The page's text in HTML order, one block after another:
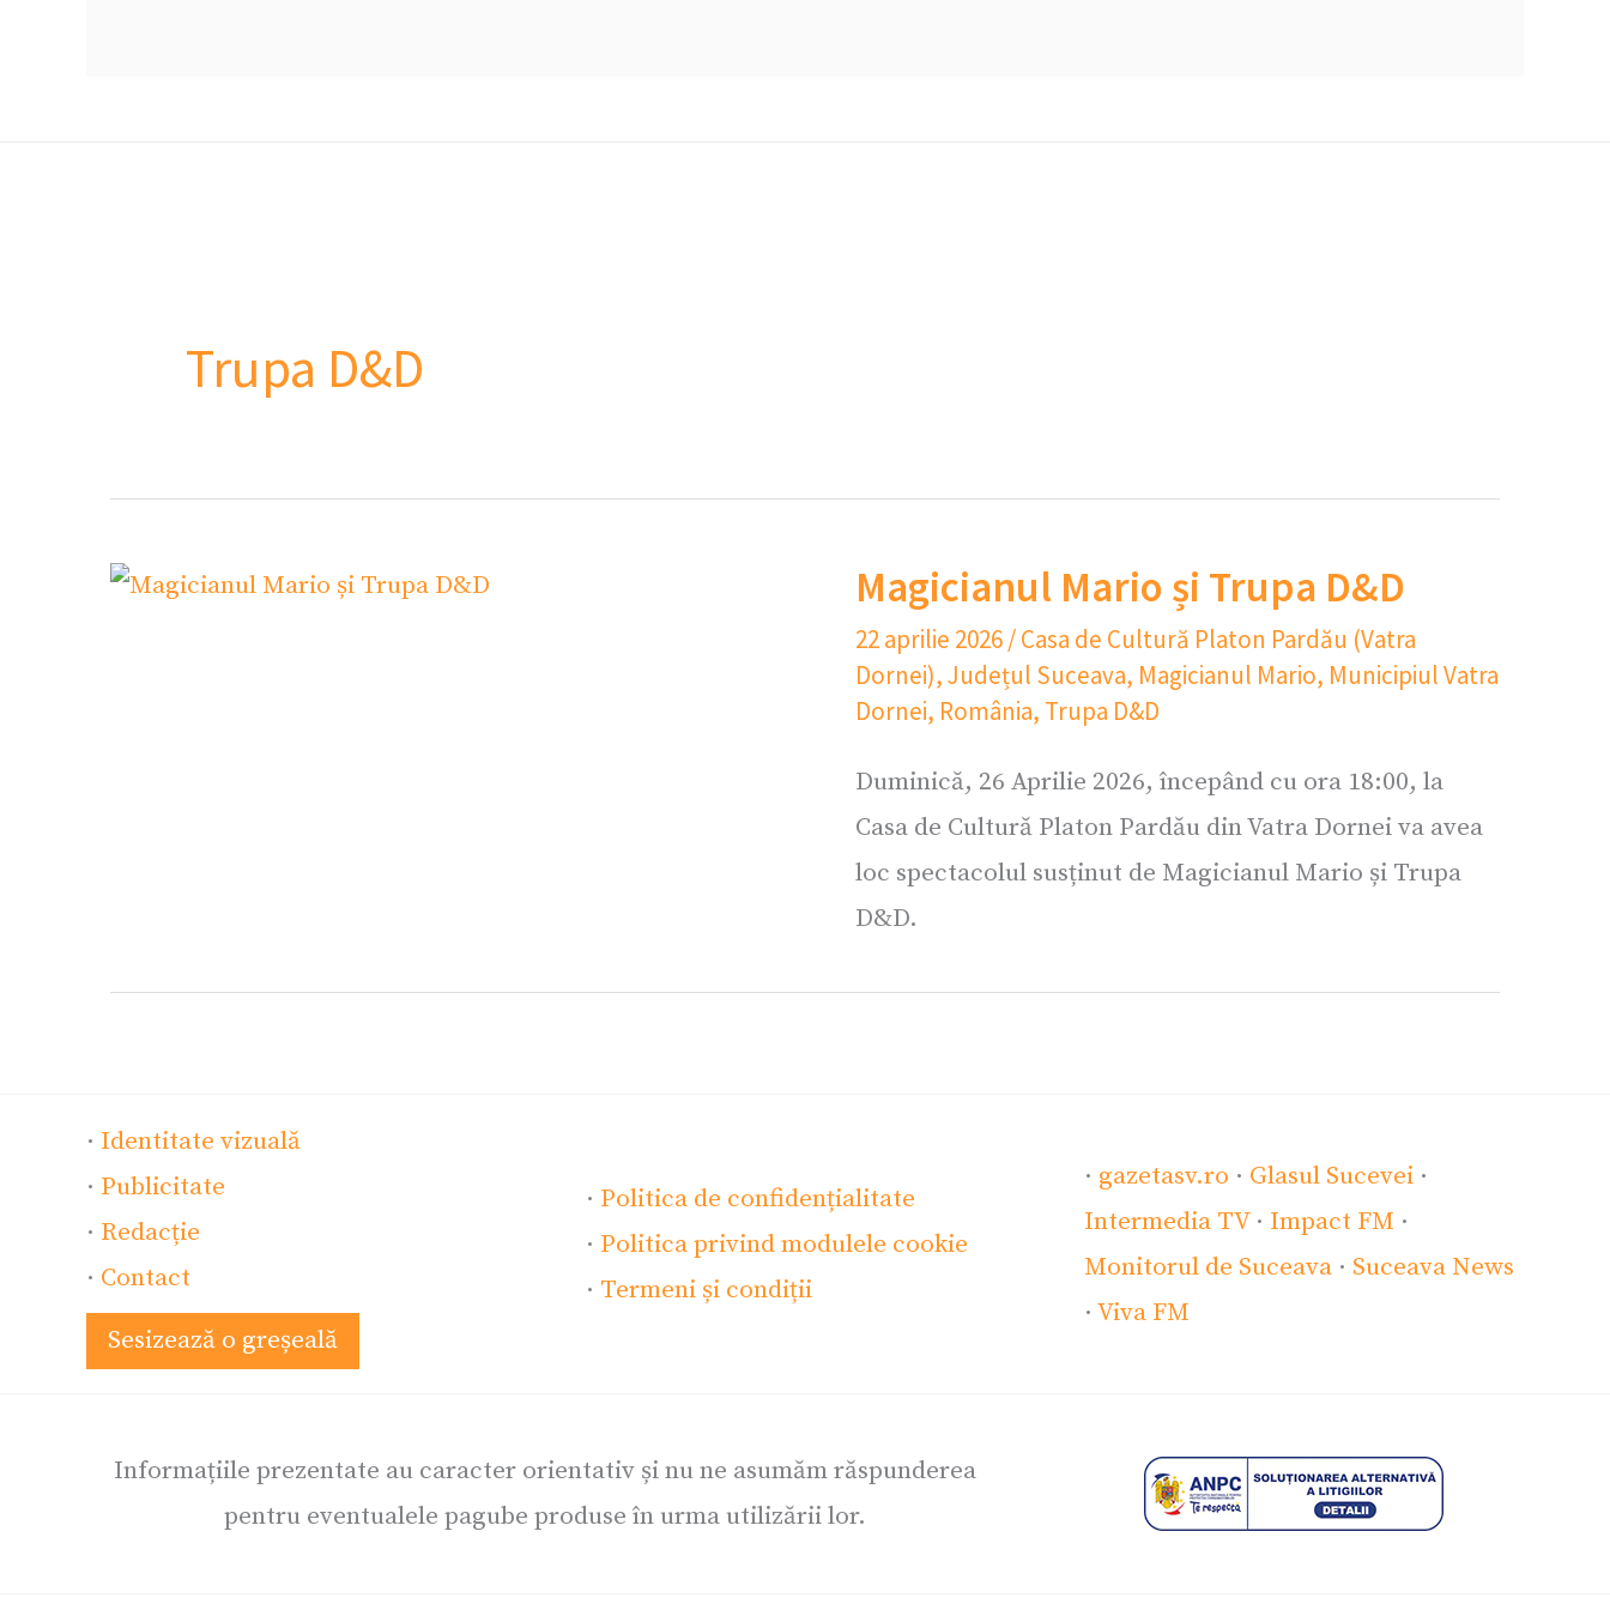
Trupa D&D
Magicianul Mario și Trupa D&D
22 aprilie 2026/Casa de Cultură Platon Pardău (Vatra
Dornei),Județul Suceava, Magicianul Mario, Municipiul Vatra
Dornei, România, Trupa D&D
Duminică, 26 Aprilie 2026, începând cu ora 18:00, la
Casa de Cultură Platon Pardău din Vatra Dornei va avea
loc spectacolul susținut de Magicianul Mario și Trupa
D&D.
· Identitate vizuală
· Publicitate
· Redacție
· Contact
Sesizează o greșeală
· Politica de confidențialitate
· Politica privind modulele cookie
· Termeni și condiții
· gazetasv.ro · Glasul Sucevei ·
Intermedia TV· Impact FM ·
Monitorul de Suceava · Suceava News
·Viva FM
Informațiile prezentate au caracter orientativ și nu ne asumăm răspunderea
pentru eventualele pagube produse în urma utilizării lor.